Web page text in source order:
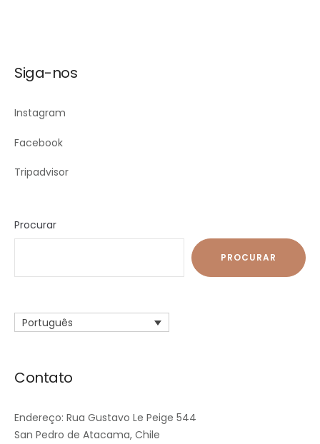
Siga-nos
Instagram
Facebook
Tripadvisor
Procurar
PROCURAR
Português
Contato
Endereço: Rua Gustavo Le Peige 544
San Pedro de Atacama, Chile